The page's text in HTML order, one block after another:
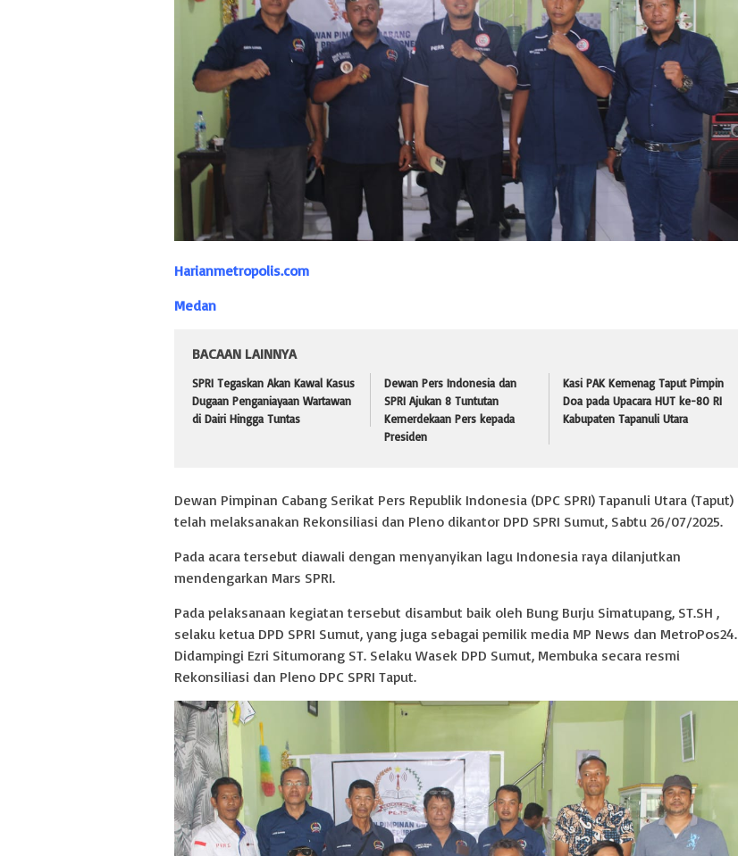
Harianmetropolis.com
Medan
BACAAN LAINNYA
SPRI Tegaskan Akan Kawal Kasus
Dugaan Penganiayaan Wartawan
di Dairi Hingga Tuntas
Dewan Pers Indonesia dan
SPRI Ajukan 8 Tuntutan
Kemerdekaan Pers kepada
Presiden
Kasi PAK Kemenag Taput Pimpin
Doa pada Upacara HUT ke-80 RI
Kabupaten Tapanuli Utara
Dewan Pimpinan Cabang Serikat Pers Republik Indonesia (DPC SPRI) Tapanuli Utara (Taput)
telah melaksanakan Rekonsiliasi dan Pleno dikantor DPD SPRI Sumut, Sabtu 26/07/2025.
Pada acara tersebut diawali dengan menyanyikan lagu Indonesia raya dilanjutkan
mendengarkan Mars SPRI.
Pada pelaksanaan kegiatan tersebut disambut baik oleh Bung Burju Simatupang, ST.SH ,
selaku ketua DPD SPRI Sumut, yang juga sebagai pemilik media MP News dan MetroPos24.
Didampingi Ezri Situmorang ST. Selaku Wasek DPD Sumut, Membuka secara resmi
Rekonsiliasi dan Pleno DPC SPRI Taput.